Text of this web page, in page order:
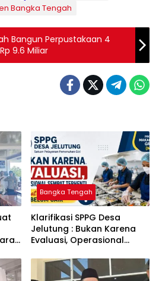
Bangka Tengah
Bangun Perpustakaan 4
9.6 Miliar
Bangka Tengah
‎Klarifikasi SPPG Desa
Jelutung : Bukan Karena
Evaluasi, Operasional
Dana Banper Belum Cair